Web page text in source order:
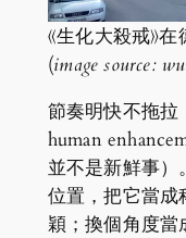
《生化大殺戒》
(image source:
節奏明快不拖拉
human
並不是新鮮事）
位置，把它當成
穎；換個角度當